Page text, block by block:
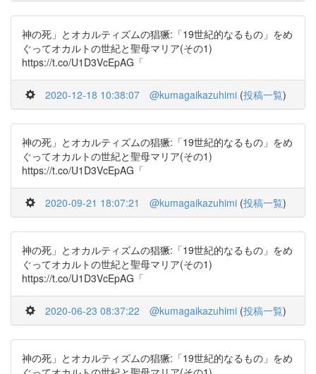
神の死」とオカルティズムの猖獗:「19世紀的なるもの」をめ
ぐってオカルトの世紀と聖母マリア(その1)
https://t.co/U1D3VcEpAG「
2020-12-18 10:38:07 @kumagaikazuhimi (投稿一覧)
神の死」とオカルティズムの猖獗:「19世紀的なるもの」をめ
ぐってオカルトの世紀と聖母マリア(その1)
https://t.co/U1D3VcEpAG「
2020-09-21 18:07:21 @kumagaikazuhimi (投稿一覧)
神の死」とオカルティズムの猖獗:「19世紀的なるもの」をめ
ぐってオカルトの世紀と聖母マリア(その1)
https://t.co/U1D3VcEpAG「
2020-06-23 08:37:22 @kumagaikazuhimi (投稿一覧)
神の死」とオカルティズムの猖獗:「19世紀的なるもの」をめ